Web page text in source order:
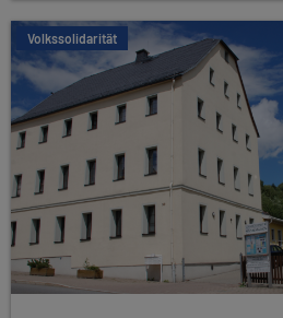
Volkssolidarität